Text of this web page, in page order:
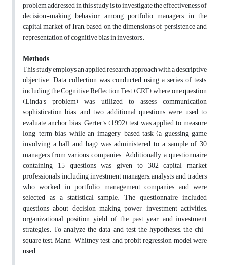
problem addressed in this study is to investigate the effectiveness of
decision-making behavior among portfolio managers in the
capital market of Iran, based on the dimensions of persistence and
representation of cognitive bias in investors.
Methods
This study employs an applied research approach with a descriptive
objective. Data collection was conducted using a series of tests,
including the Cognitive Reflection Test (CRT), where one question
(Linda's problem) was utilized to assess communication
sophistication bias, and two additional questions were used to
evaluate anchor bias. Gerter’s (1992) test was applied to measure
long-term bias, while an imagery-based task (a guessing game
involving a ball and bag) was administered to a sample of 30
managers from various companies. Additionally, a questionnaire
containing 15 questions was given to 302 capital market
professionals, including investment managers, analysts, and traders
who worked in portfolio management companies and were
selected as a statistical sample. The questionnaire included
questions about decision-making power, investment activities,
organizational position, yield of the past year, and investment
strategies. To analyze the data and test the hypotheses, the chi-
square test, Mann-Whitney test, and probit regression model were
used.